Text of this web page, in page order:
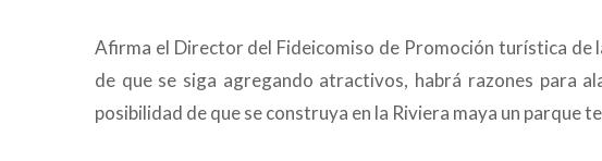
Afirma el Director del Fideicomiso de Promoción turística de
de que se siga agregando atractivos, habrá razones para
posibilidad de que se construya en la Riviera maya un parque